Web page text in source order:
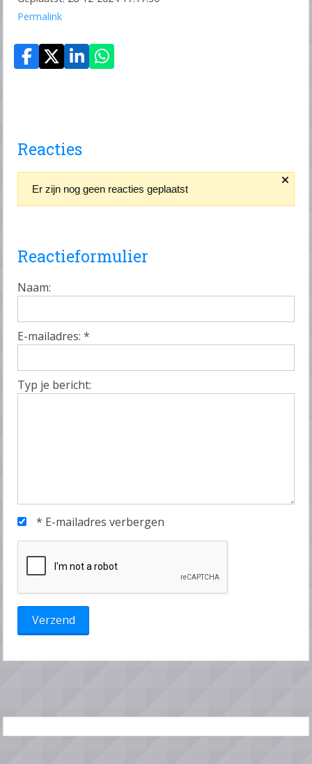
Permalink
Reacties
Er zijn nog geen reacties geplaatst
Reactieformulier
Naam:
E-mailadres:*
Typ je bericht:
* E-mailadres verbergen